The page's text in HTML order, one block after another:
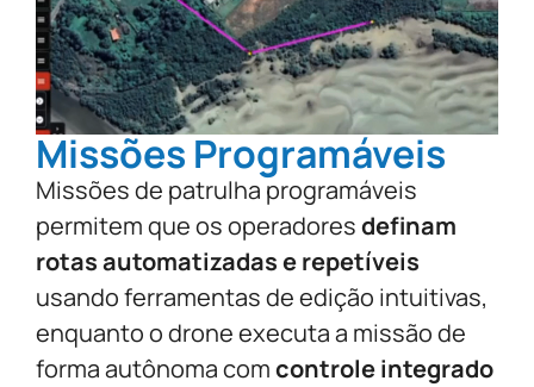
Missões Programáveis
Missões de patrulha programáveis
permitem que os operadoresdefinam
rotas automatizadas e repetíveis
usando ferramentas de edição intuitivas,
enquanto o drone executa a missão de
forma autônoma comcontrole integrado